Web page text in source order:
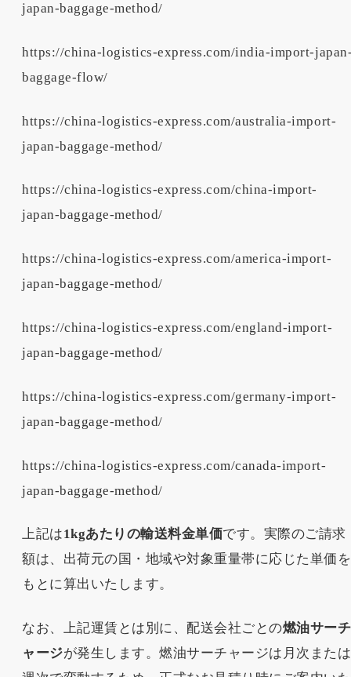
japan-baggage-method/
https://china-logistics-express.com/india-import-
baggage-flow/
https://china-logistics-express.com/australia-import-
japan-baggage-method/
https://china-logistics-express.com/china-import-
japan-baggage-method/
https://china-logistics-express.com/america-import-
japan-baggage-method/
https://china-logistics-express.com/england-import-
japan-baggage-method/
https://china-logistics-express.com/germany-import-
japan-baggage-method/
https://china-logistics-express.com/canada-import-
japan-baggage-method/
上記は1kgあたりの輸送料金単価です。実際のご請求
額は、出荷元の国・地域や対象重量帯に応じた単価を
もとに算出いたします。
なお、上記運賃とは別に、配送会社ごとの燃油サーチ
ャージが発生します。燃油サーチャージは月次または